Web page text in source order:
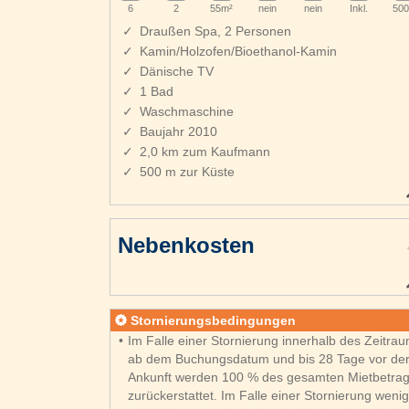
6 2 55m² nein nein Inkl.
Draußen Spa, 2 Personen
Kamin/Holzofen/Bioethanol-Kamin
Dänische TV
1 Bad
Waschmaschine
Baujahr 2010
2,0 km zum Kaufmann
500 m zur Küste
Nebenkosten
Stornierungsbedingungen
Im Falle einer Stornierung innerhalb des
ab dem Buchungsdatum und bis 28 Tage vor der
Ankunft werden 100 % des gesamten
zurückerstattet. Im Falle einer Stornierung